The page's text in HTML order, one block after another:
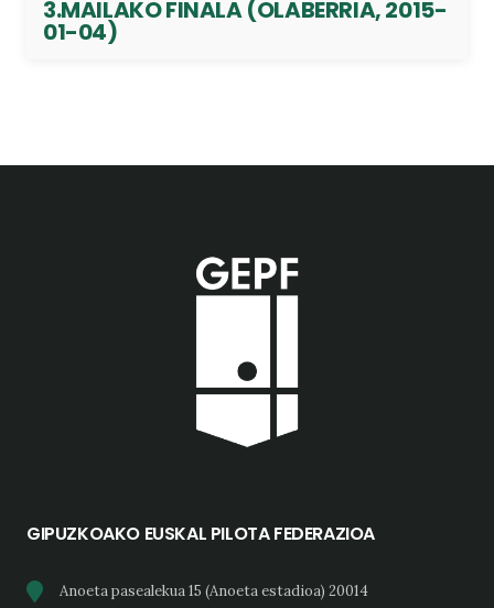
3.MAILAKO FINALA (OLABERRIA, 2015-
01-04)
GIPUZKOAKO EUSKAL PILOTA FEDERAZIOA
Anoeta pasealekua 15 (Anoeta estadioa) 20014